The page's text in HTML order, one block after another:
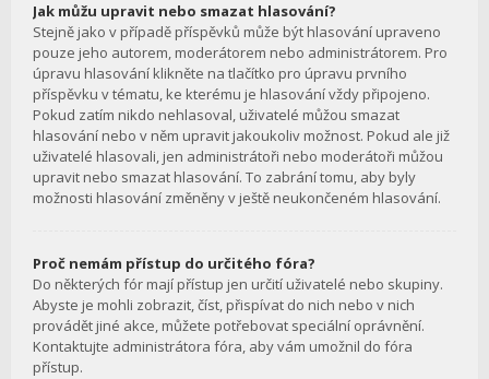
Jak můžu upravit nebo smazat hlasování?
Stejně jako v případě příspěvků může být hlasování upraveno
pouze jeho autorem, moderátorem nebo administrátorem. Pro
úpravu hlasování klikněte na tlačítko pro úpravu prvního
příspěvku v tématu, ke kterému je hlasování vždy připojeno.
Pokud zatím nikdo nehlasoval, uživatelé můžou smazat
hlasování nebo v něm upravit jakoukoliv možnost. Pokud ale již
uživatelé hlasovali, jen administrátoři nebo moderátoři můžou
upravit nebo smazat hlasování. To zabrání tomu, aby byly
možnosti hlasování změněny v ještě neukončeném hlasování.
Proč nemám přístup do určitého fóra?
Do některých fór mají přístup jen určití uživatelé nebo skupiny.
Abyste je mohli zobrazit, číst, přispívat do nich nebo v nich
provádět jiné akce, můžete potřebovat speciální oprávnění.
Kontaktujte administrátora fóra, aby vám umožnil do fóra
přístup.